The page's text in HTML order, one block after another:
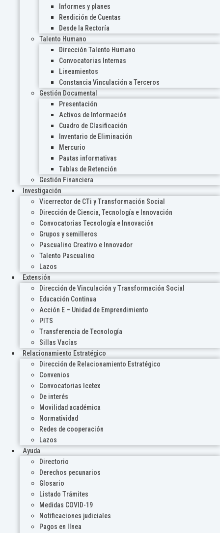
Informes y planes
Rendición de Cuentas
Desde la Rectoría
Talento Humano
Dirección Talento Humano
Convocatorias Internas
Lineamientos
Constancia Vinculación a Terceros
Gestión Documental
Presentación
Activos de Información
Cuadro de Clasificación
Inventario de Eliminación
Mercurio
Pautas informativas
Tablas de Retención
Gestión Financiera
Investigación
Vicerrector de CTi y Transformación Social
Dirección de Ciencia, Tecnología e Innovación
Convocatorias Tecnología e Innovación
Grupos y semilleros
Pascualino Creativo e Innovador
Talento Pascualino
Lazos
Extensión
Dirección de Vinculación y Transformación Social
Educación Continua
Acción E – Unidad de Emprendimiento
PITS
Transferencia de Tecnología
Sillas Vacías
Relacionamiento Estratégico
Dirección de Relacionamiento Estratégico
Convenios
Convocatorias Icetex
De interés
Movilidad académica
Normatividad
Redes de cooperación
Lazos
Ayuda
Directorio
Derechos pecunarios
Glosario
Listado Trámites
Medidas COVID-19
Notificaciones judiciales
Pagos en línea